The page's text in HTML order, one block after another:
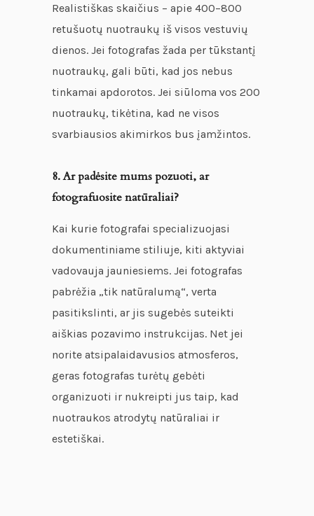
Realistiškas skaičius – apie 400–800
retušuotų nuotraukų iš visos vestuvių
dienos. Jei fotografas žada per tūkstantį
nuotraukų, gali būti, kad jos nebus
tinkamai apdorotos. Jei siūloma vos 200
nuotraukų, tikėtina, kad ne visos
svarbiausios akimirkos bus įamžintos.
8. Ar padėsite mums pozuoti, ar
fotografuosite natūraliai?
Kai kurie fotografai specializuojasi
dokumentiniame stiliuje, kiti aktyviai
vadovauja jauniesiems. Jei fotografas
pabrėžia „tik natūralumą“, verta
pasitikslinti, ar jis sugebės suteikti
aiškias pozavimo instrukcijas. Net jei
norite atsipalaidavusios atmosferos,
geras fotografas turėtų gebėti
organizuoti ir nukreipti jus taip, kad
nuotraukos atrodytų natūraliai ir
estetiškai.